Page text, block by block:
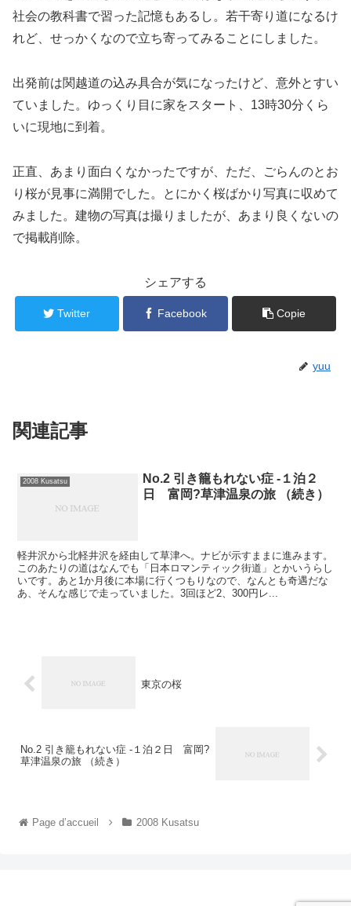
社会の教科書で習った記憶もあるし。若干寄り道になるけ
れど、せっかくなので立ち寄ってみることにしました。
出発前は関越道の込み具合が気になったけど、意外とすい
ていました。ゆっくり目に家をスタート、13時30分くら
いに現地に到着。
正直、あまり面白くなかったですが、ただ、ごらんのとお
り桜が見事に満開でした。とにかく桜ばかり写真に収めて
みました。建物の写真は撮りましたが、あまり良くないの
で掲載削除。
シェアする
Twitter Facebook Copie
yuu
関連記事
2008 Kusatsu
No.2 引き籠もれない症 -１泊２
日 富岡?草津温泉の旅 （続き）
軽井沢から北軽井沢を経由して草津へ。ナビが示すままに進みます。
このあたりの道はなんでも「日本ロマンティック街道」とかいうらし
いです。あと1か月後に本場に行くつもりなので、なんとも奇遇だな
あ、そんな感じで走っていました。3回ほど2、300円レ...
東京の桜
No.2 引き籠もれない症 -１泊２日 富岡?
草津温泉の旅 （続き）
Page d’accueil 2008 Kusatsu